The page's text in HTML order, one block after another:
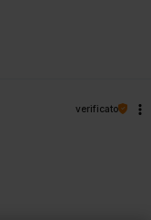
verificato